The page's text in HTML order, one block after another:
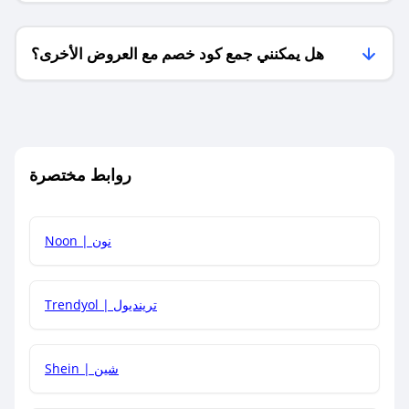
هل يمكنني جمع كود خصم مع العروض الأخرى؟
كم مدة صلاحية كود الخصم؟
روابط مختصرة
Noon | نون
Trendyol | ترينديول
Shein | شين